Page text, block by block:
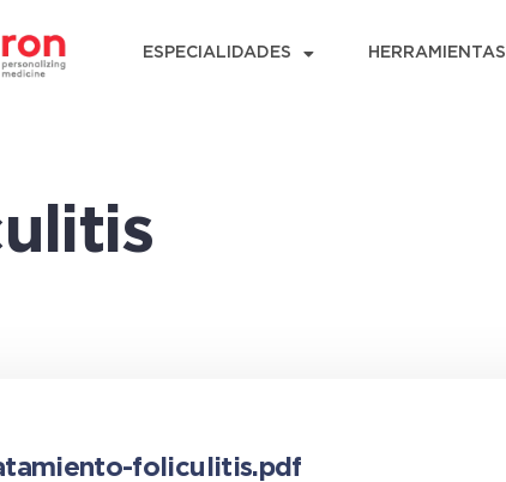
ESPECIALIDADES HERRAMIENTAS
foliculitis.pdf